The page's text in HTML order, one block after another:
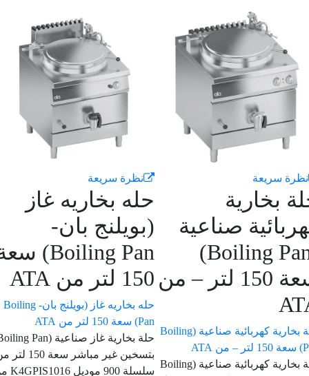
سريعة
بخارية
صناعية
(Boiling Pan)
سعة 150 لتر – من
حلة بخارية كهربائية صناعية (Boiling
حلة بخارية كهربائية صناعية (Boiling
نظرة سريعة
حله بخاريه غاز
(بويلنج بان-
Boiling Pan) سعة
150 لتر من ATA
حله بخاريه غاز (بويلنج بان- Boiling
Pan) سعة 150 لتر من ATA
حلة بخارية غاز صناعية (Boiling Pan)
بتسخين غير مباشر سعة 150 لتر من
سلسلة 900 موديل K4GPIS1016 من